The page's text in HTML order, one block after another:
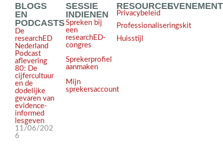
BLOGS
EN
PODCASTS
De
researchED
Nederland
Podcast
aflevering
80: De
cijfercultuur
en de
dodelijke
gevaren van
evidence-
informed
lesgeven
11/06/202
6
SESSIE
INDIENEN
Spreken bij
een
researchED-
congres
Sprekerprofiel
aanmaken
Mijn
sprekersaccount
RESOURCES
Privacybeleid
Professionaliseringskit
Huisstijl